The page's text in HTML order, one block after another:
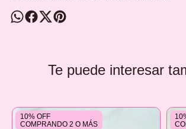
Te puede interesar
10% OFF
COMPRANDO 2 O MÁS